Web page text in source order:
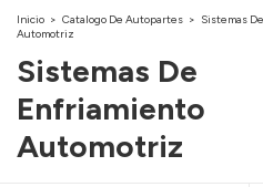
Inicio > Catalogo De Autopartes > Sistemas
Automotriz
Sistemas De
Enfriamiento
Automotriz